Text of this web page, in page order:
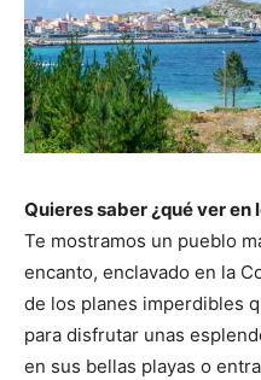
Quieres saber ¿qué ver
Te mostramos un pueblo
encanto, enclavado en la
de los planes imperdibles
para disfrutar unas
en sus bellas playas o